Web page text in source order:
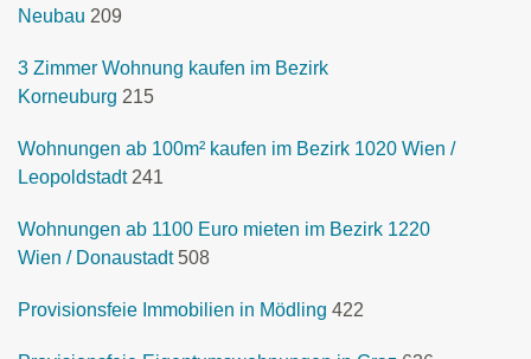
Neubau 209
3 Zimmer Wohnung kaufen im Bezirk
Korneuburg 215
Wohnungen ab 100m² kaufen im Bezirk 1020 Wien /
Leopoldstadt 241
Wohnungen ab 1100 Euro mieten im Bezirk 1220
Wien / Donaustadt 508
Provisionsfeie Immobilien in Mödling 422